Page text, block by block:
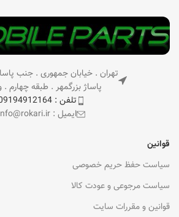
تهران . خیابان جمهوری . جنب
پاساژ بزرگمهر . طبقه چهارم .
تلفن : 09194912164
ایمیل : info@rokari.ir
قوانین
سیاست حفظ حریم خصوصی
سیاست مرجوعی و عودت کالا
قوانین و مقررات سایت